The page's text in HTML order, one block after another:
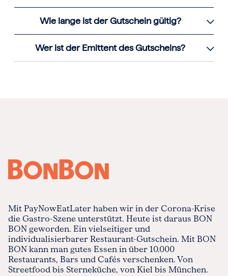
Wie lange ist der Gutschein gültig?
Wer ist der Emittent des Gutscheins?
Mit PayNowEatLater haben wir in der Corona-Krise
die Gastro-Szene unterstützt. Heute ist daraus BON
BON geworden. Ein vielseitiger und
individualisierbarer Restaurant-Gutschein. Mit BON
BON kann man gutes Essen in über 10.000
Restaurants, Bars und Cafés verschenken. Von
Streetfood bis Sterneküche, von Kiel bis München.